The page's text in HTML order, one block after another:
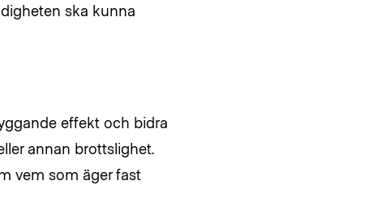
ska kunna
effekt och bidra
annan brottslighet.
vem som äger fast